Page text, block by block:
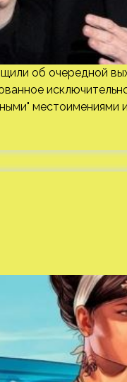
об очередной
местоимениями